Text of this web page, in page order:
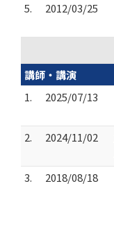
5.
2012/03/25
講師・講演
1.
2025/07/13
2.
2024/11/02
3.
2018/08/18